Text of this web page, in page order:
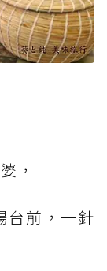
，
台前，一針